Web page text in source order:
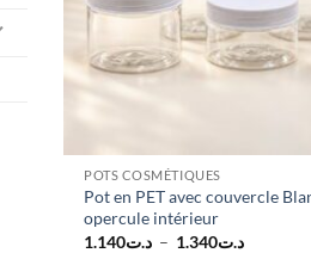
POTS COSMÉTIQUES
Pot en PET avec couvercle
opercule intérieur
د.ت1.140 – د.ت1.340
Plage